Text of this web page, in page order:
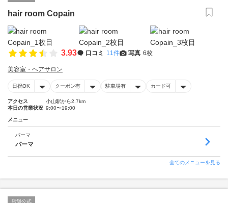
hair room Copain
3.93 口コミ 11件 写真 6枚
美容室・ヘアサロン
日祝OK クーポン有 駐車場有 カード可
アクセス
小山駅から2.7km
本日の営業状況 9:00〜19:00
メニュー
パーマ
パーマ
全てのメニューを見る
店舗公式